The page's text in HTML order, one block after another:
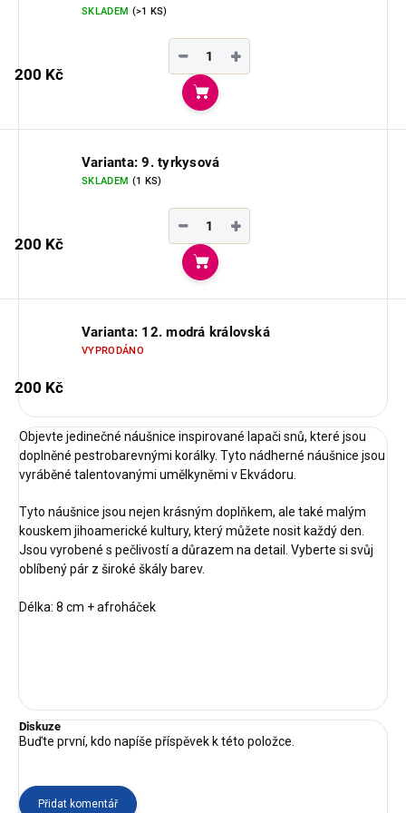
SKLADEM (>1 KS)
200 Kč
+
−
Do košíku
Varianta: 9. tyrkysová
SKLADEM (1 KS)
200 Kč
+
−
Do košíku
Varianta: 12. modrá královská
VYPRODÁNO
200 Kč
Objevte jedinečné náušnice inspirované lapači snů, které jsou
doplněné pestrobarevnými korálky. Tyto nádherné náušnice jsou
vyráběné talentovanými umělkyněmi v Ekvádoru.
Tyto náušnice jsou nejen krásným doplňkem, ale také malým
kouskem jihoamerické kultury, který můžete nosit každý den.
Jsou vyrobené s pečlivostí a důrazem na detail. Vyberte si svůj
oblíbený pár z široké škály barev.
Délka: 8 cm + afroháček
Diskuze
Buďte první, kdo napíše příspěvek k této položce.
Přidat komentář